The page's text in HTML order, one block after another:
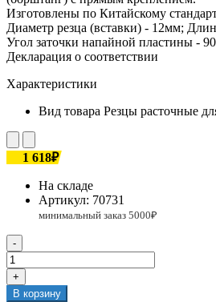
Изготовлены по Китайскому
Диаметр резца (вставки) - 12мм;
Угол заточки напайной пластины -
Декларация о соответствии
Характеристики
Вид товара Резцы расточные
1 618₽
На складе
Артикул: 70731
-
+
В корзину